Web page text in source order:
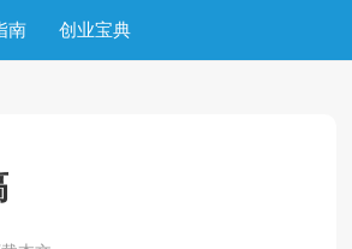
南 创业宝典